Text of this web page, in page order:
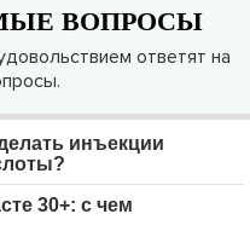
ВОПРОСЫ
ответят на
инъекции
30+: с чем